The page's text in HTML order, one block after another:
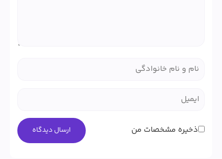
ذخیره مشخصات من